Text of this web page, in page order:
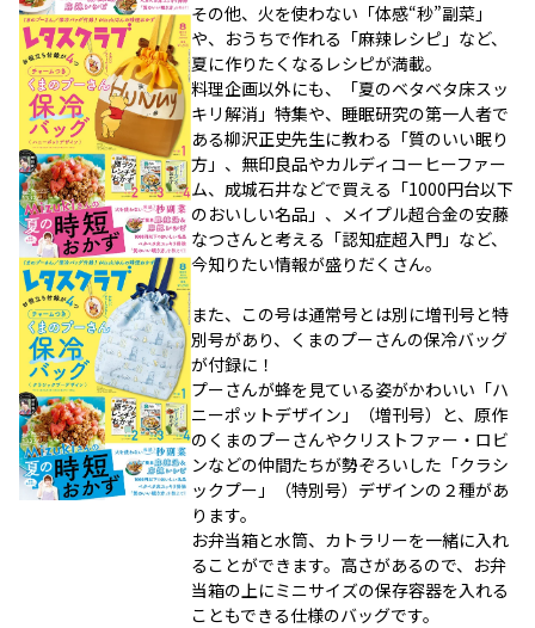
その他、火を使わない「体感“秒”副菜」
や、おうちで作れる「麻辣レシピ」など、
夏に作りたくなるレシピが満載。
料理企画以外にも、「夏のベタベタ床スッ
キリ解消」特集や、睡眠研究の第一人者で
ある柳沢正史先生に教わる「質のいい眠り
方」、無印良品やカルディコーヒーファー
ム、成城石井などで買える「1000円台以下
のおいしい名品」、メイプル超合金の安藤
なつさんと考える「認知症超入門」など、
今知りたい情報が盛りだくさん。
また、この号は通常号とは別に増刊号と特
別号があり、くまのプーさんの保冷バッグ
が付録に！
プーさんが蜂を見ている姿がかわいい「ハ
ニーポットデザイン」（増刊号）と、原作
のくまのプーさんやクリストファー・ロビ
ンなどの仲間たちが勢ぞろいした「クラシ
ックプー」（特別号）デザインの２種があ
ります。
お弁当箱と水筒、カトラリーを一緒に入れ
ることができます。高さがあるので、お弁
当箱の上にミニサイズの保存容器を入れる
こともできる仕様のバッグです。